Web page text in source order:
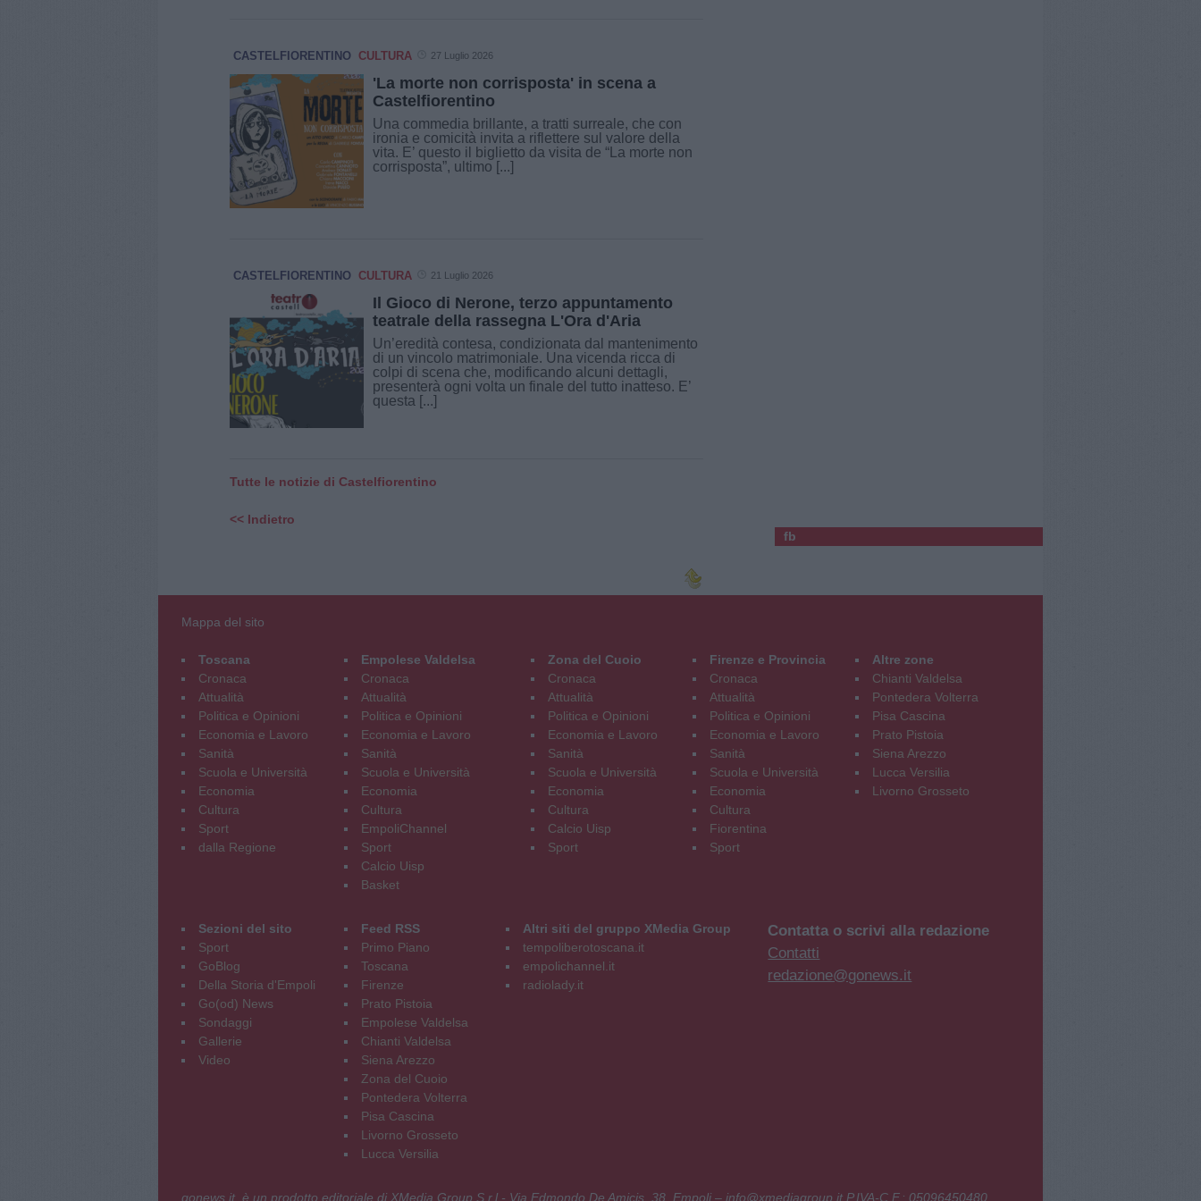
CASTELFIORENTINO CULTURA 27 Luglio 2026
'La morte non corrisposta' in scena a
Castelfiorentino
Una commedia brillante, a tratti surreale, che con
ironia e comicità invita a riflettere sul valore della
vita. E’ questo il biglietto da visita de “La morte non
corrisposta”, ultimo [...]
CASTELFIORENTINO CULTURA 21 Luglio 2026
Il Gioco di Nerone, terzo appuntamento
teatrale della rassegna L'Ora d'Aria
Un’eredità contesa, condizionata dal mantenimento
di un vincolo matrimoniale. Una vicenda ricca di
colpi di scena che, modificando alcuni dettagli,
presenterà ogni volta un finale del tutto inatteso. E’
questa [...]
Tutte le notizie di Castelfiorentino
<< Indietro
fb
Mappa del sito
Toscana
Cronaca
Attualità
Politica e Opinioni
Economia e Lavoro
Sanità
Scuola e Università
Economia
Cultura
Sport
dalla Regione
Empolese Valdelsa
Cronaca
Attualità
Politica e Opinioni
Economia e Lavoro
Sanità
Scuola e Università
Economia
Cultura
EmpoliChannel
Sport
Calcio Uisp
Basket
Zona del Cuoio
Cronaca
Attualità
Politica e Opinioni
Economia e Lavoro
Sanità
Scuola e Università
Economia
Cultura
Calcio Uisp
Sport
Firenze e Provincia
Cronaca
Attualità
Politica e Opinioni
Economia e Lavoro
Sanità
Scuola e Università
Economia
Cultura
Fiorentina
Sport
Altre zone
Chianti Valdelsa
Pontedera Volterra
Pisa Cascina
Prato Pistoia
Siena Arezzo
Lucca Versilia
Livorno Grosseto
Sezioni del sito
Sport
GoBlog
Della Storia d'Empoli
Go(od) News
Sondaggi
Gallerie
Video
Feed RSS
Primo Piano
Toscana
Firenze
Prato Pistoia
Empolese Valdelsa
Chianti Valdelsa
Siena Arezzo
Zona del Cuoio
Pontedera Volterra
Pisa Cascina
Livorno Grosseto
Lucca Versilia
Altri siti del gruppo XMedia Group
tempoliberotoscana.it
empolichannel.it
radiolady.it
Contatta o scrivi alla redazione
Contatti
redazione@gonews.it
gonews.it è un prodotto editoriale di XMedia Group S.r.l - Via Edmondo De Amicis, 38, Empoli – info@xmediagroup.it P.IVA-C.F.: 05096450480